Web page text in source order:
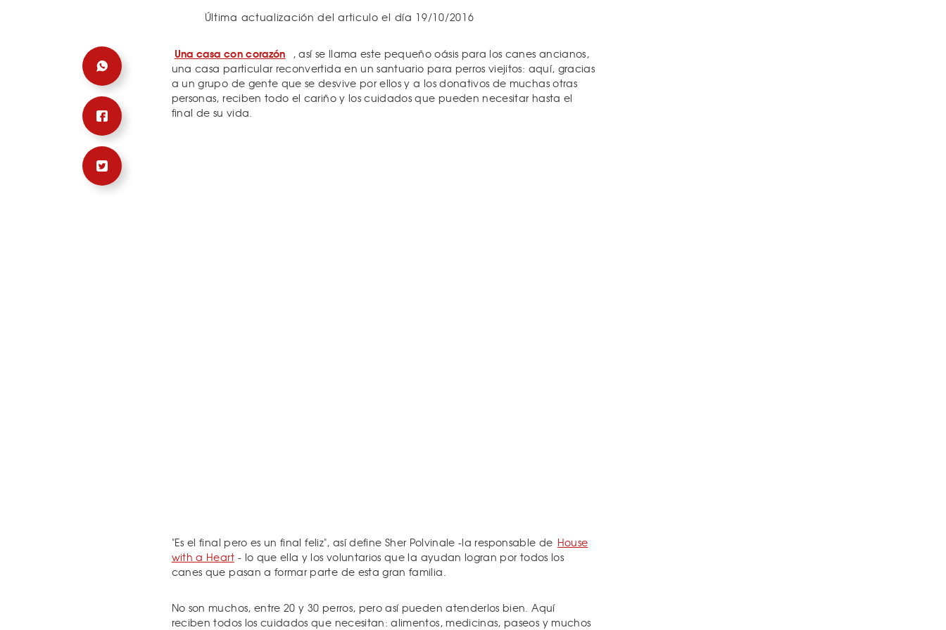
Última actualización del articulo el día 19/10/2016
Una casa con corazón , así se llama este pequeño oásis para los canes ancianos,
una casa particular reconvertida en un santuario para perros viejitos: aquí, gracias
a un grupo de gente que se desvive por ellos y a los donativos de muchas otras
personas, reciben todo el cariño y los cuidados que pueden necesitar hasta el
final de su vida.
"Es el final pero es un final feliz", así define Sher Polvinale -la responsable de House
with a Heart - lo que ella y los voluntarios que la ayudan logran por todos los
canes que pasan a formar parte de esta gran familia.
No son muchos, entre 20 y 30 perros, pero así pueden atenderlos bien. Aquí
reciben todos los cuidados que necesitan: alimentos, medicinas, paseos y muchos